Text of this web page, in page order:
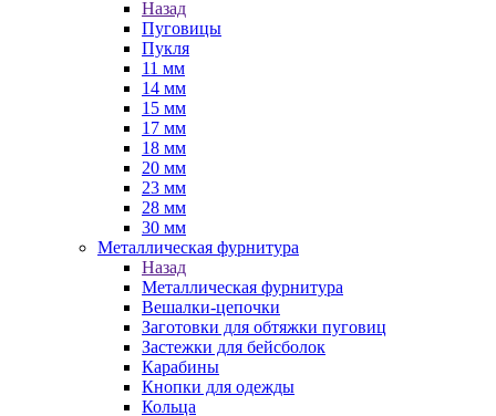
Назад
Пуговицы
Пукля
11 мм
14 мм
15 мм
17 мм
18 мм
20 мм
23 мм
28 мм
30 мм
Металлическая фурнитура
Назад
Металлическая фурнитура
Вешалки-цепочки
Заготовки для обтяжки пуговиц
Застежки для бейсболок
Карабины
Кнопки для одежды
Кольца